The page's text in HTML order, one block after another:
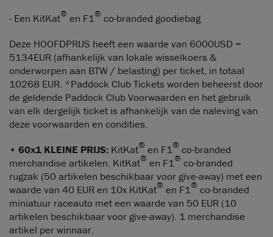
- Een KitKat® en F1® co-branded goodiebag
Deze HOOFDPRIJS heeft een waarde van 6000USD =
5134EUR (afhankelijk van lokale wisselkoers &
onderworpen aan BTW / belasting) per ticket, in totaal
10268 EUR. *Paddock Club Tickets worden beheerst door
de geldende Paddock Club Voorwaarden en het gebruik
van elk dergelijk ticket is afhankelijk van de naleving van
deze voorwaarden en condities.
• 60x1 KLEINE PRIJS: KitKat® en F1® co-branded
merchandise artikelen. KitKat® en F1® co-branded
rugzak (50 artikelen beschikbaar voor give-away) met een
waarde van 40 EUR en 10x KitKat® en F1® co-branded
miniatuur raceauto met een waarde van 50 EUR (10
artikelen beschikbaar voor give-away). 1 merchandise
artikel per winnaar.